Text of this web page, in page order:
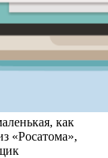
как
«Росатома»,